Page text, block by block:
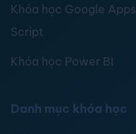
Khóa học Google Apps
Script
Khóa học Power BI
Danh mục khóa học